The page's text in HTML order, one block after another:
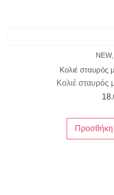
NEW,
Κολιέ σταυρός
Κολιέ σταυρός
Προσθήκη